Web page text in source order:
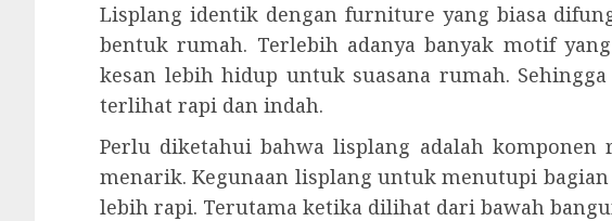
Lisplang identik dengan furniture yang biasa
bentuk rumah. Terlebih adanya banyak motif
kesan lebih hidup untuk suasana rumah.
terlihat rapi dan indah.
Perlu diketahui bahwa lisplang adalah komponen
menarik. Kegunaan lisplang untuk menutupi
lebih rapi. Terutama ketika dilihat dari bawah